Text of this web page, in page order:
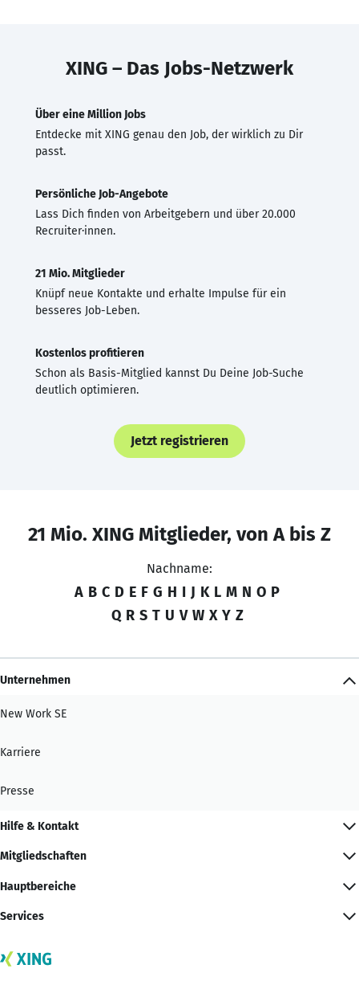
XING – Das Jobs-Netzwerk
Über eine Million Jobs
Entdecke mit XING genau den Job, der wirklich zu Dir
passt.
Persönliche Job-Angebote
Lass Dich finden von Arbeitgebern und über 20.000
Recruiter·innen.
21 Mio. Mitglieder
Knüpf neue Kontakte und erhalte Impulse für ein
besseres Job-Leben.
Kostenlos profitieren
Schon als Basis-Mitglied kannst Du Deine Job-Suche
deutlich optimieren.
Jetzt registrieren
21 Mio. XING Mitglieder, von A bis Z
Nachname:
A B C D E F G H I J K L M N O P
Q R S T U V W X Y Z
Unternehmen
New Work SE
Karriere
Presse
Hilfe & Kontakt
Mitgliedschaften
Hauptbereiche
Services